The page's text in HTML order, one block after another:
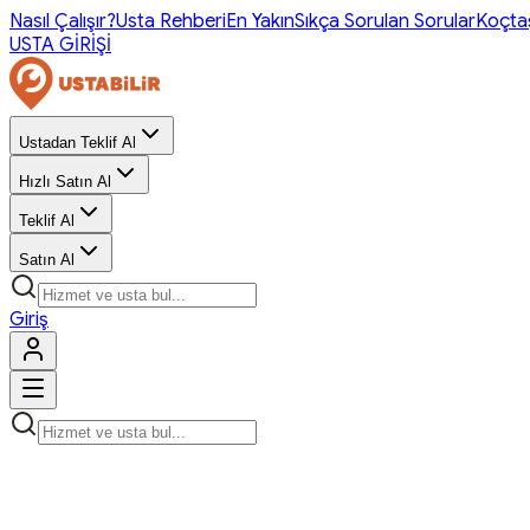
Nasıl Çalışır?Usta RehberiEn YakınSıkça Sorulan Sorular
USTA GİRİŞİ
Ustadan Teklif Al
Hızlı Satın Al
Teklif Al
Satın Al
Giriş